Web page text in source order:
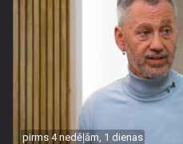
pirms 4 nedēļām, 1 dienas